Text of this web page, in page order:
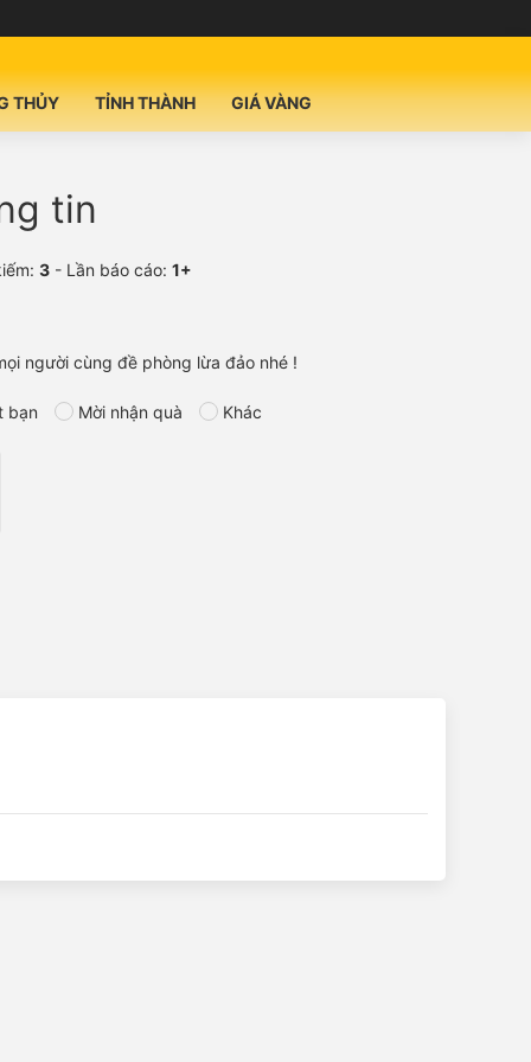
THỦY TỈNH THÀNH GIÁ VÀNG
tin
3 - Lần báo cáo: 1+
người cùng đề phòng lừa đảo nhé !
bạn Mời nhận quà Khác